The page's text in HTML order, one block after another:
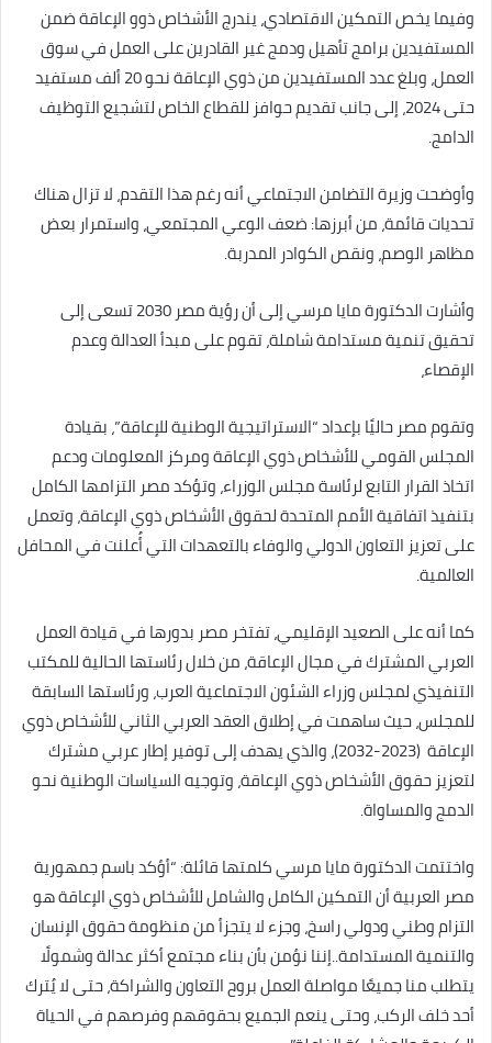
وفيما يخص التمكين الاقتصادي، يندرج الأشخاص ذوو الإعاقة ضمن
المستفيدين برامج تأهيل ودمج غير القادرين على العمل في سوق
العمل، وبلغ عدد المستفيدين من ذوي الإعاقة نحو 20 ألف مستفيد
حتى 2024، إلى جانب تقديم حوافز للقطاع الخاص لتشجيع التوظيف
الدامج.
وأوضحت وزيرة التضامن الاجتماعي أنه رغم هذا التقدم، لا تزال هناك
تحديات قائمة، من أبرزها: ضعف الوعي المجتمعي، واستمرار بعض
مظاهر الوصم، ونقص الكوادر المدربة.
وأشارت الدكتورة مايا مرسي إلى أن رؤية مصر 2030 تسعى إلى
تحقيق تنمية مستدامة شاملة، تقوم على مبدأ العدالة وعدم
الإقصاء،
وتقوم مصر حاليًا بإعداد “الاستراتيجية الوطنية للإعاقة”، بقيادة
المجلس القومي للأشخاص ذوي الإعاقة ومركز المعلومات ودعم
اتخاذ القرار التابع لرئاسة مجلس الوزراء، وتؤكد مصر التزامها الكامل
بتنفيذ اتفاقية الأمم المتحدة لحقوق الأشخاص ذوي الإعاقة، وتعمل
على تعزيز التعاون الدولي والوفاء بالتعهدات التي أُعلنت في المحافل
العالمية.
كما أنه على الصعيد الإقليمي، تفتخر مصر بدورها في قيادة العمل
العربي المشترك في مجال الإعاقة، من خلال رئاستها الحالية للمكتب
التنفيذي لمجلس وزراء الشئون الاجتماعية العرب، ورئاستها السابقة
للمجلس، حيث ساهمت في إطلاق العقد العربي الثاني للأشخاص ذوي
الإعاقة (2023-2032)، والذي يهدف إلى توفير إطار عربي مشترك
لتعزيز حقوق الأشخاص ذوي الإعاقة، وتوجيه السياسات الوطنية نحو
الدمج والمساواة.
واختتمت الدكتورة مايا مرسي كلمتها قائلة: “أؤكد باسم جمهورية
مصر العربية أن التمكين الكامل والشامل للأشخاص ذوي الإعاقة هو
التزام وطني ودولي راسخ، وجزء لا يتجزأ من منظومة حقوق الإنسان
والتنمية المستدامة..إننا نؤمن بأن بناء مجتمع أكثر عدالة وشمولًا
يتطلب منا جميعًا مواصلة العمل بروح التعاون والشراكة، حتى لا يُترك
أحد خلف الركب، وحتى ينعم الجميع بحقوقهم وفرصهم في الحياة